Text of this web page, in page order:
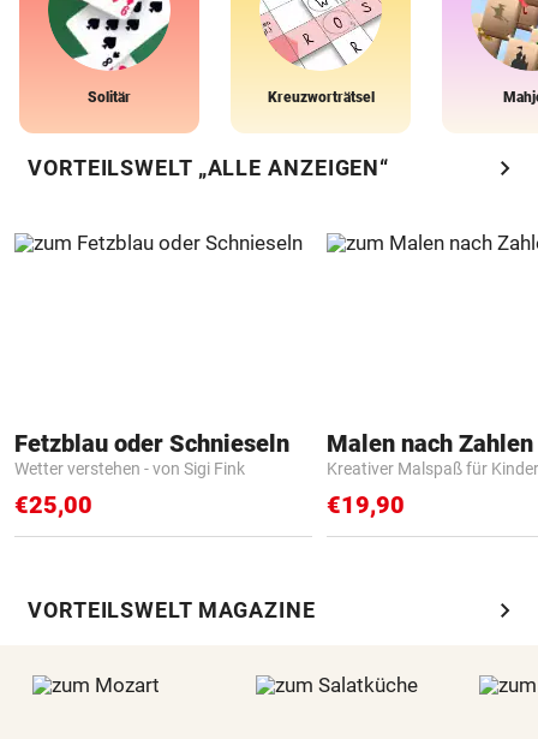
Solitär Kreuzworträtsel
VORTEILSWELT „ALLE ANZEIGEN“ chevron_right
Fetzblau oder Schnieseln
Wetter verstehen - von Sigi Fink
€25,00
Kreativer Malspaß für Kinder
€19,90
VORTEILSWELT MAGAZINE chevron_right